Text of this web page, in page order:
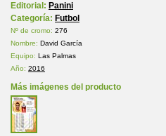
Editorial: Panini
Categoría: Futbol
Nº de cromo: 276
Nombre: David García
Equipo: Las Palmas
Año: 2016
Más imágenes del producto